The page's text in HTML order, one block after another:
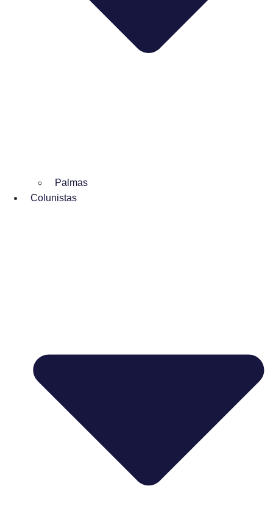
Palmas
Colunistas